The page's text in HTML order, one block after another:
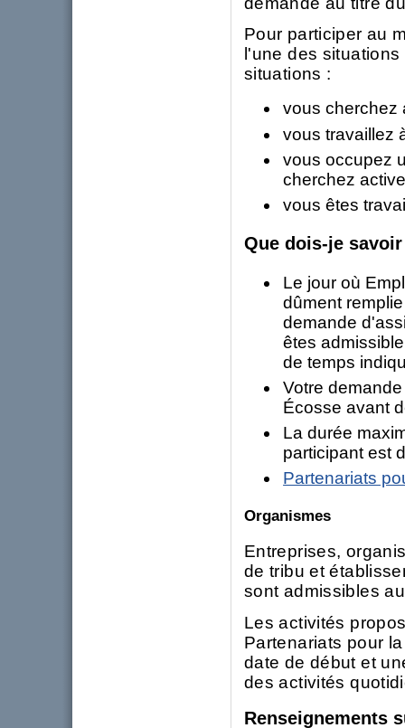
Pour participer au
l'une des
situations :
vous cherchez
vous travaillez
vous occupez
cherchez
vous êtes
Que dois-je
Le jour où
dûment
demande
êtes
de temps
Votre
Écosse avant
La durée
participant est
Partenariats
Organismes
Entreprises,
de tribu et
sont admissibles
Les activités
Partenariats pour
date de début et
des activités
Renseignements